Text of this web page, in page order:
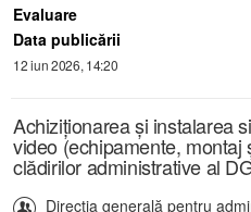
Evaluare
Data publicării
12 iun 2026, 14:20
Achiziționarea și instalarea
video (echipamente, montaj
clădirilor administrative al
Direcția generală pentru